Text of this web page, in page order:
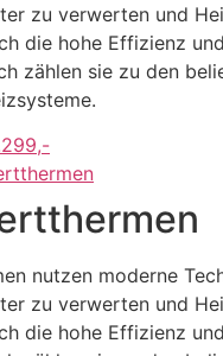
zu verwerten und
die hohe Effizienz
zählen sie zu den
nutzen moderne
zu verwerten und
die hohe Effizienz